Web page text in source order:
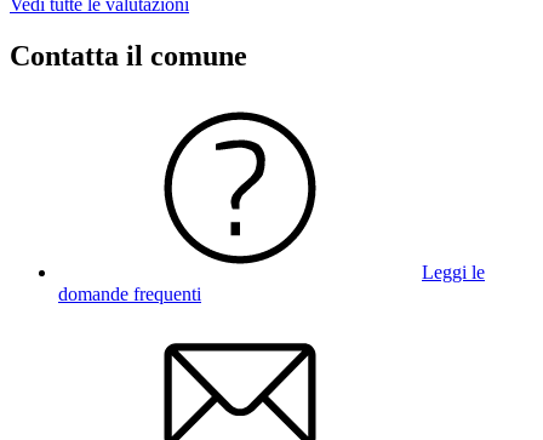
Contatta il comune
Leggi le
domande frequenti